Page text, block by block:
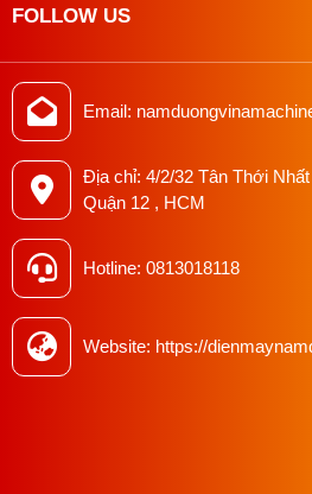
kiệm chi phí nhân công và thời
bền cao, ít hư hỏng, giúp giảm chi
Dễ dàng vận hành và bảo trì:
điều khiển thân thiện, máy dễ sử
người không có kinh nghiệm. Việc
giản, với các bộ phận dễ dàng tháo
thế khi cần.
FOLLOW US
Email:
Địa chỉ: 4/2/32 Tân Thới
Quận 12 , HCM
Hotline: 0813018118
Website: https://